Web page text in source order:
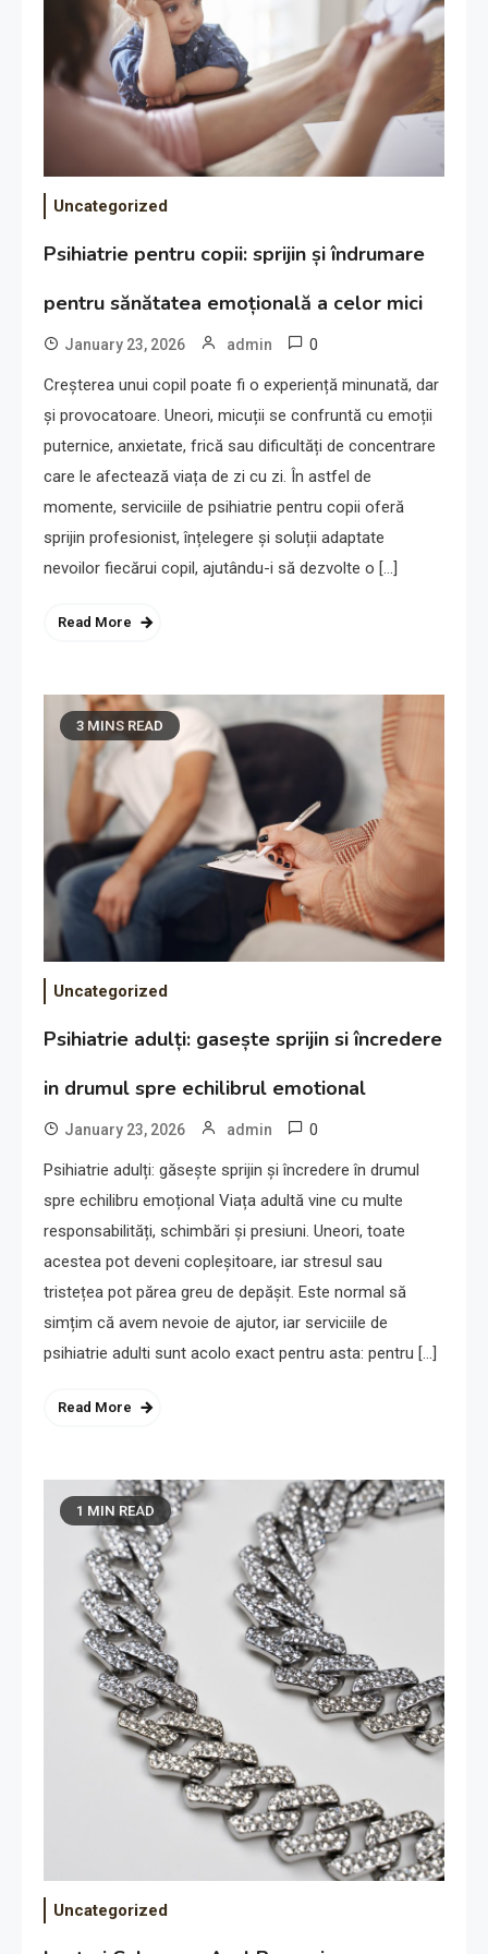
Uncategorized
Psihiatrie pentru copii: sprijin și îndrumare
pentru sănătatea emoțională a celor mici
January 23, 2026 admin 0
Creșterea unui copil poate fi o experiență minunată, dar
și provocatoare. Uneori, micuții se confruntă cu emoții
puternice, anxietate, frică sau dificultăți de concentrare
care le afectează viața de zi cu zi. În astfel de
momente, serviciile de psihiatrie pentru copii oferă
sprijin profesionist, înțelegere și soluții adaptate
nevoilor fiecărui copil, ajutându-i să dezvolte o […]
Read More
3 MINS READ
Uncategorized
Psihiatrie adulți: gasește sprijin si încredere
in drumul spre echilibrul emotional
January 23, 2026 admin 0
Psihiatrie adulți: găsește sprijin și încredere în drumul
spre echilibru emoțional Viața adultă vine cu multe
responsabilități, schimbări și presiuni. Uneori, toate
acestea pot deveni copleșitoare, iar stresul sau
tristețea pot părea greu de depășit. Este normal să
simțim că avem nevoie de ajutor, iar serviciile de
psihiatrie adulti sunt acolo exact pentru asta: pentru […]
Read More
1 MIN READ
Uncategorized